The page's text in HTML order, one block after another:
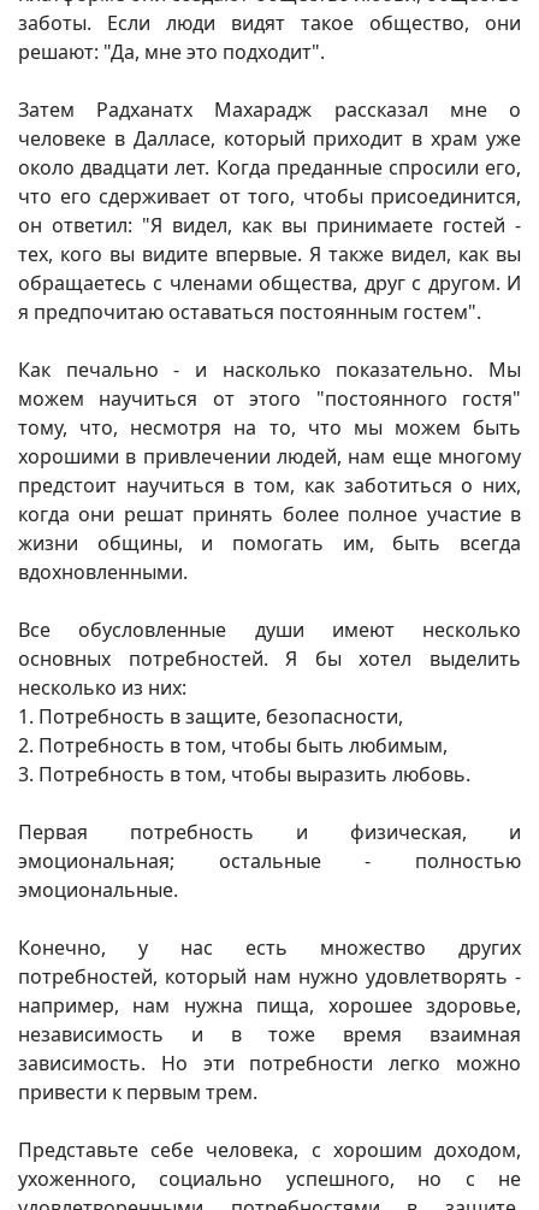
заботы. Если люди видят такое общество, они
решают: "Да, мне это подходит".
Затем Радханатх Махарадж рассказал мне о
человеке в Далласе, который приходит в храм уже
около двадцати лет. Когда преданные спросили его,
что его сдерживает от того, чтобы присоединится,
он ответил: "Я видел, как вы принимаете гостей -
тех, кого вы видите впервые. Я также видел, как вы
обращаетесь с членами общества, друг с другом. И
я предпочитаю оставаться постоянным гостем".
Как печально - и насколько показательно. Мы
можем научиться от этого "постоянного гостя"
тому, что, несмотря на то, что мы можем быть
хорошими в привлечении людей, нам еще многому
предстоит научиться в том, как заботиться о них,
когда они решат принять более полное участие в
жизни общины, и помогать им, быть всегда
вдохновленными.
Все обусловленные души имеют несколько
основных потребностей. Я бы хотел выделить
несколько из них:
1. Потребность в защите, безопасности,
2. Потребность в том, чтобы быть любимым,
3. Потребность в том, чтобы выразить любовь.
Первая потребность и физическая, и
эмоциональная; остальные - полностью
эмоциональные.
Конечно, у нас есть множество других
потребностей, который нам нужно удовлетворять -
например, нам нужна пища, хорошее здоровье,
независимость и в тоже время взаимная
зависимость. Но эти потребности легко можно
привести к первым трем.
Представьте себе человека, с хорошим доходом,
ухоженного, социально успешного, но с не